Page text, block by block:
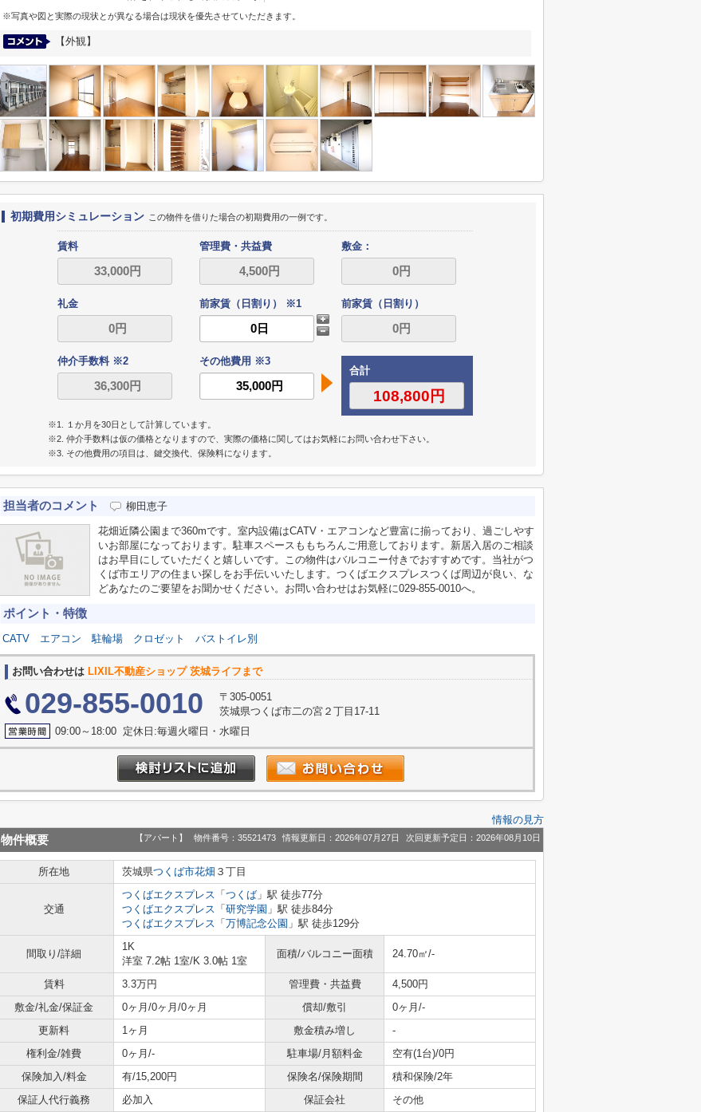
※写真や図と実際の現状とが異なる場合は現状を優先させていただきます。
【外観】
初期費用シミュレーション この物件を借りた場合の初期費用の一例です。
賃料 管理費・共益費 敷金：
礼金 前家賃（日割り） ※1 前家賃（日割り）
仲介手数料 ※2
その他費用 ※3
合計
※1. １か月を30日として計算しています。
※2. 仲介手数料は仮の価格となりますので、実際の価格に関してはお気軽にお問い合わせ下さい。
※3. その他費用の項目は、鍵交換代、保険料になります。
担当者のコメント 柳田恵子
花畑近隣公園まで360mです。室内設備はCATV・エアコンなど豊富に揃っており、過ごしやす
いお部屋になっております。駐車スペースももちろんご用意しております。新居入居のご相談
はお早目にしていただくと嬉しいです。この物件はバルコニー付きでおすすめです。当社がつ
くば市エリアの住まい探しをお手伝いいたします。つくばエクスプレスつくば周辺が良い、な
どあなたのご要望をお聞かせください。お問い合わせはお気軽に029-855-0010へ。
ポイント・特徴
CATV エアコン 駐輪場 クロゼット バストイレ別
お問い合わせは LIXIL不動産ショップ 茨城ライフまで
029-855-0010
〒305-0051
茨城県つくば市二の宮２丁目17-11
09:00～18:00 定休日:毎週火曜日・水曜日
情報の見方
物件概要 【アパート】 物件番号：35521473 情報更新日：2026年07月27日 次回更新予定日：2026年08月10日
所在地 茨城県つくば市花畑 ３丁目
交通
つくばエクスプレス 「 つくば 」駅 徒歩77分
つくばエクスプレス 「 研究学園 」駅 徒歩84分
つくばエクスプレス 「 万博記念公園 」駅 徒歩129分
間取り/詳細
1K
洋室 7.2帖 1室/K 3.0帖 1室
面積/バルコニー面積 24.70㎡/-
賃料 3.3万円 管理費・共益費
4,500円
敷金/礼金/保証金
0ヶ月/0ヶ月/0ヶ月 償却/敷引
0ヶ月/-
更新料
1ヶ月 敷金積み増し
-
権利金/雑費
0ヶ月/- 駐車場/月額料金
空有(1台)/0円
保険加入/料金
有/15,200円 保険名/保険期間
積和保険/2年
保証人代行義務
必加入 保証会社 その他